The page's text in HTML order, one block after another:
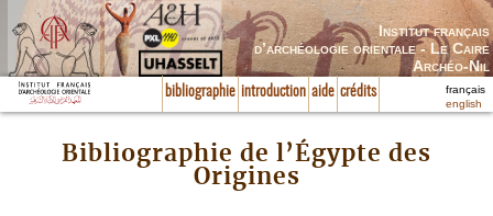
Institut français
d’archéologie orientale - Le Caire
Archéo-Nil
bibliographie introduction aide crédits
français
english
Bibliographie de l’Égypte des
Origines